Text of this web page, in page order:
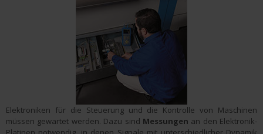
Elektroniken für die Steuerung und die Kontrolle von Maschinen
müssen gewartet werden. Dazu sind Messungen an den Elektronik-